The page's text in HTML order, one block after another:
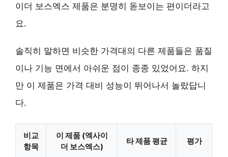
이더 보스엑스 제품은 분명히 돋보이는 편이더라고
요.
솔직히 말하면 비슷한 가격대의 다른 제품들은 품질
이나 기능 면에서 아쉬운 점이 종종 있었어요. 하지
만 이 제품은 가격 대비 성능이 뛰어나서 놀랐답니
다.
비교
항목
이 제품 (엑사이
더 보스엑스)
타 제품 평균 평가